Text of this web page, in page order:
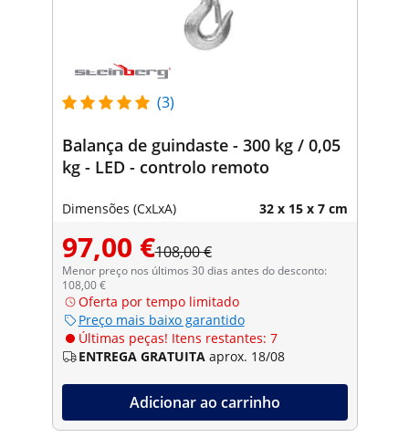
(3)
Balança de guindaste - 300 kg / 0,05
kg - LED - controlo remoto
Dimensões (CxLxA) 32 x 15 x 7 cm
97,00 €108,00 €
Menor preço nos últimos 30 dias antes do desconto:
108,00 €
Oferta por tempo limitado
Preço mais baixo garantido
Últimas peças! Itens restantes: 7
ENTREGA GRATUITA aprox. 18/08
Adicionar ao carrinho